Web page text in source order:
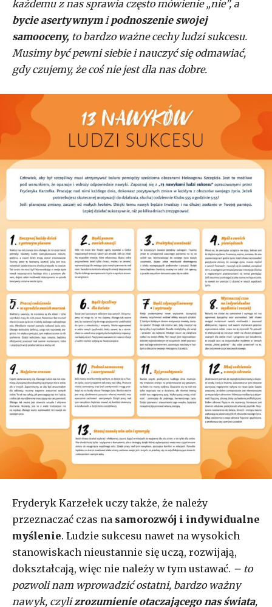
każdemu z nas sprawia często mówienie „nie”, a
bycie asertywnymi podnoszenie swojej
samooceny, to bardzo ważne cechy ludzi sukcesu.
Musimy być pewni siebie i nauczyć się odmawiać,
gdy czujemy, że coś nie jest dla nas dobre.
Fryderyk Karzełek uczy także, że należy
przeznaczać czas na samorozwój i indywidualne
myślenie. Ludzie sukcesu nawet na wysokich
stanowiskach nieustannie się uczą, rozwijają,
dokształcają, więc nie należy w tym ustawać. – to
pozwoli nam wprowadzić ostatni, bardzo ważny
nawyk, czylizrozumienie otaczającego nas świata,